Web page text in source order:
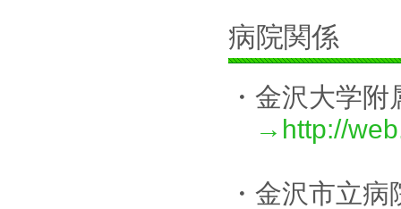
病院関係
・金沢大学附
→http://
・金沢市立病